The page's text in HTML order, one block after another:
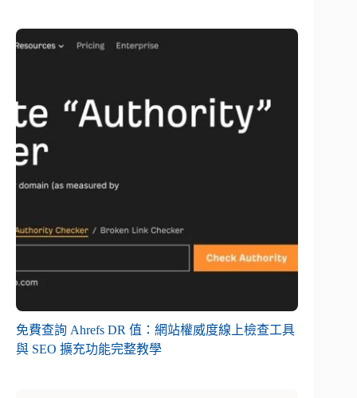
免費查詢 Ahrefs DR 值：網站權威度線上檢查工具
與 SEO 擴充功能完整教學